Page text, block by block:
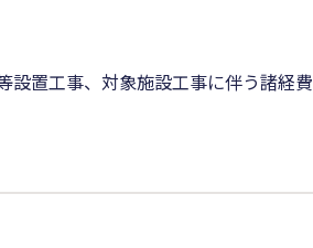
設置工事、対象施設工事に伴う諸経費